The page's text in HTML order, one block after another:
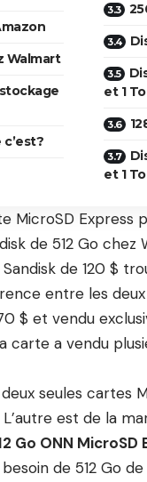
Walmart
c’est?
et 1 To
et 1 To
MicroSD
de 512 Go chez
de 120 $
entre les
$ et vendu
carte a vendu
seules cartes
est de la
Go ONN
de 512 Go